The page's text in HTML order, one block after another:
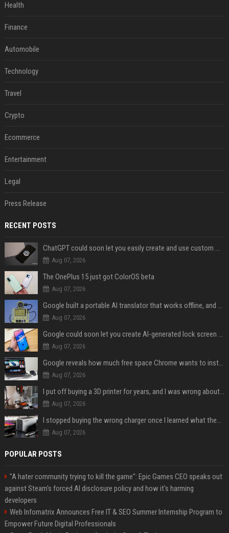
Health
Finance
Automobile
Technology
Travel
Crypto
Ecommerce
Entertainment
Legal
Press Release
RECENT POSTS
ChatGPT could soon let you easily create and use custom WhatsApp stickers
Aug 07, 2026
The OnePlus 15 just got ColorOS beta
Aug 07, 2026
Google built a portable AI translator that works offline, and you can build one too
Aug 07, 2026
Google could soon let you create AI-generated lock screen clocks on Android
Aug 07, 2026
Google reveals how much free space Chrome wants to install local AI models
Aug 07, 2026
I put off buying a 3D printer for years, and I was wrong about almost everything
Aug 07, 2026
I stopped buying the wrong charger once I learned what these names mean
Aug 07, 2026
POPULAR POSTS
"A hater community trying to kill the game": Epic Games CEO speaks out
against Steam's forced AI disclosure policy and how it's harming
developers
Web Infomatrix Announces Free IT & SEO Summer Internship Program to
Empower Future Digital Professionals